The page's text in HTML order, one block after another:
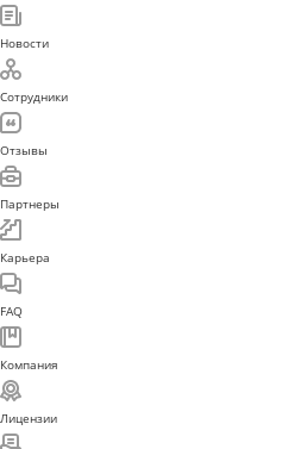
Новости
Сотрудники
Отзывы
Партнеры
Карьера
FAQ
Компания
Лицензии